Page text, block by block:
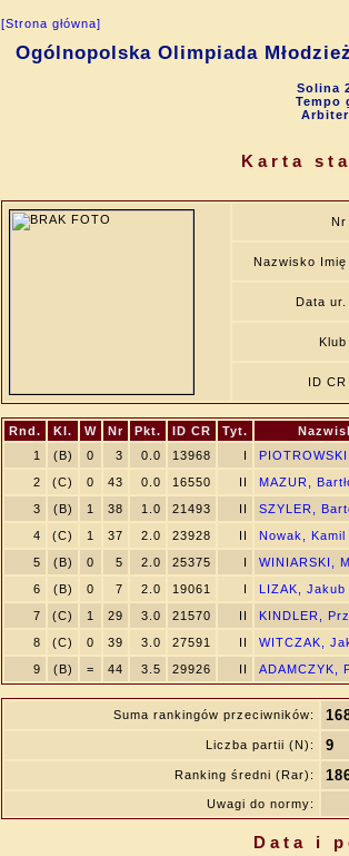
[Strona główna]
Ogólnopolska Olimpiada
Solina
Tempo
Karta
Nr
Nazwisko Imię
Data ur.
Klub
ID CR
Rnd. Kl. W Nr Pkt. ID CR Tyt.
1
(B) 0 3 0.0 13968 I
2
(C) 0 43 0.0 16550 II
MAZUR,
3
(B) 1 38 1.0 21493 II
SZYLER,
4
(C) 1 37 2.0 23928 II
Nowak, Kamil
5
(B) 0 5 2.0 25375 I
WINIARSKI,
6
(B) 0 7 2.0 19061 I
LIZAK, Jakub
7
(C) 1 29 3.0 21570 II
KINDLER,
8
(C) 0 39 3.0 27591 II
WITCZAK,
9
(B) = 44 3.5 29926 II ADAMCZYK,
Suma rankingów przeciwników:
Liczba partii (N): 9
Ranking średni (Rar):
Uwagi do normy:
Data i